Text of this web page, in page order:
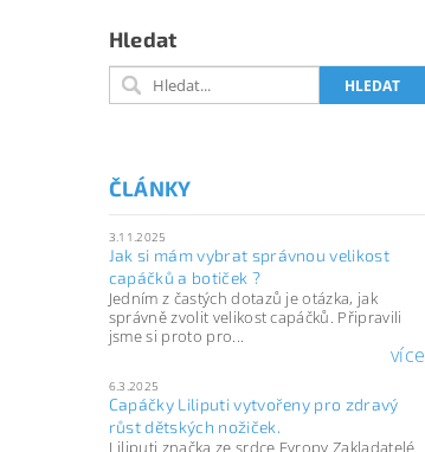
Hledat
ČLÁNKY
3.11.2025
Jak si mám vybrat správnou velikost
capáčků a botiček ?
Jedním z častých dotazů je otázka, jak
správně zvolit velikost capáčků. Připravili
jsme si proto pro...
více
6.3.2025
Capáčky Liliputi vytvořeny pro zdravý
růst dětských nožiček.
Liliputi značka ze srdce Evropy Zakladatelé